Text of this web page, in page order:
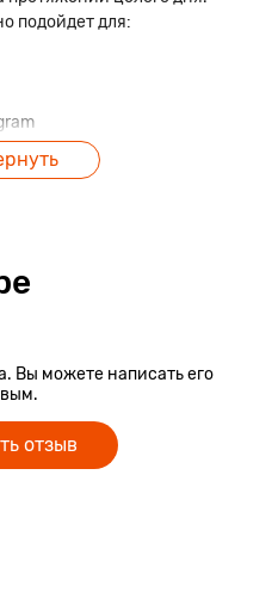
подойдет для:
Вы можете написать его
отзыв